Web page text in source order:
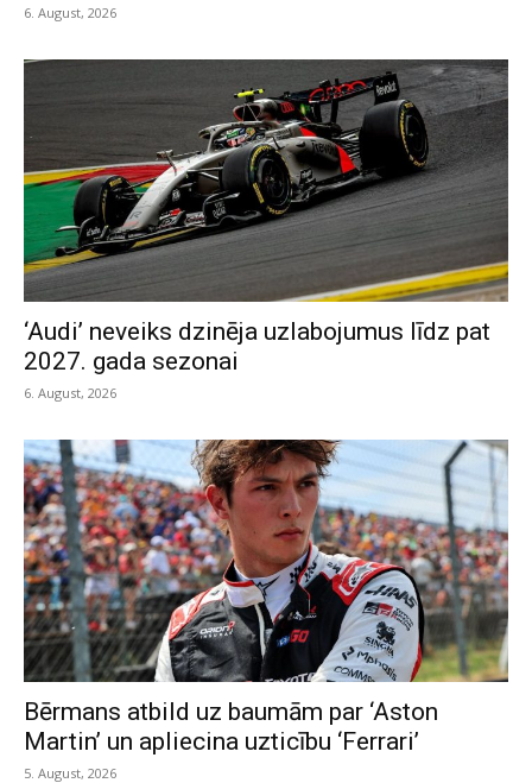
6. August, 2026
‘Audi’ neveiks dzinēja uzlabojumus līdz pat
2027. gada sezonai
6. August, 2026
Bērmans atbild uz baumām par ‘Aston
Martin’ un apliecina uzticību ‘Ferrari’
5. August, 2026